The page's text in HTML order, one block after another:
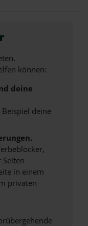
können:
deine
deine
in einem
privaten